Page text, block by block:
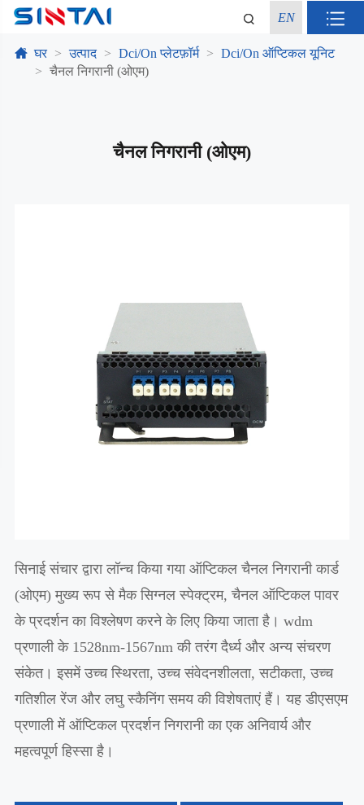
EN
घर उत्पाद Dci/On प्लेटफ़ॉर्म
Dci/On ऑप्टिकल यूनिट
चैनल निगरानी (ओएम)
चैनल निगरानी (ओएम)
सिनाई संचार द्वारा लॉन्च किया गया ऑप्टिकल चैनल निगरानी कार्ड
(ओएम) मुख्य रूप से मैक सिग्नल स्पेक्ट्रम, चैनल ऑप्टिकल पावर
के प्रदर्शन का विश्लेषण करने के लिए किया जाता है। wdm
प्रणाली के 1528nm-1567nm की तरंग दैर्ध्य और अन्य संचरण
संकेत। इसमें उच्च स्थिरता, उच्च संवेदनशीलता, सटीकता, उच्च
गतिशील रेंज और लघु स्कैनिंग समय की विशेषताएं हैं। यह डीएसएम
प्रणाली में ऑप्टिकल प्रदर्शन निगरानी का एक अनिवार्य और
महत्वपूर्ण हिस्सा है।